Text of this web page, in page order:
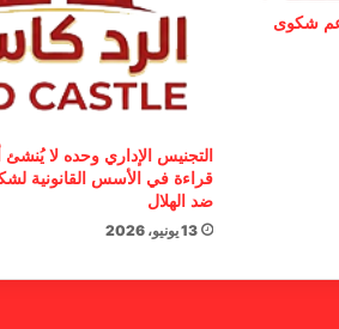
شكوى
التجنيس الإداري وحده لا يُنشئ
قراءة في الأسس القانونية
ضد الهلال
13 يونيو، 2026